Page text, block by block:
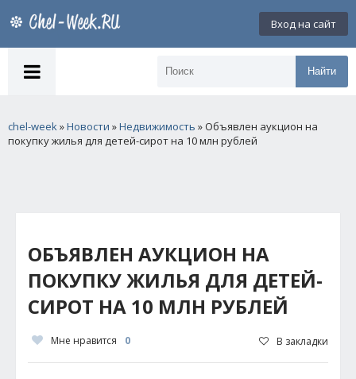
Вход на сайт
Найти
chel-week»Новости »Недвижимость » Объявлен аукцион на
покупку жилья для детей-сирот на 10 млн рублей
ОБЪЯВЛЕН АУКЦИОН НА
ПОКУПКУ ЖИЛЬЯ ДЛЯ ДЕТЕЙ-
СИРОТ НА 10 МЛН РУБЛЕЙ
Мне нравится 0 В закладки